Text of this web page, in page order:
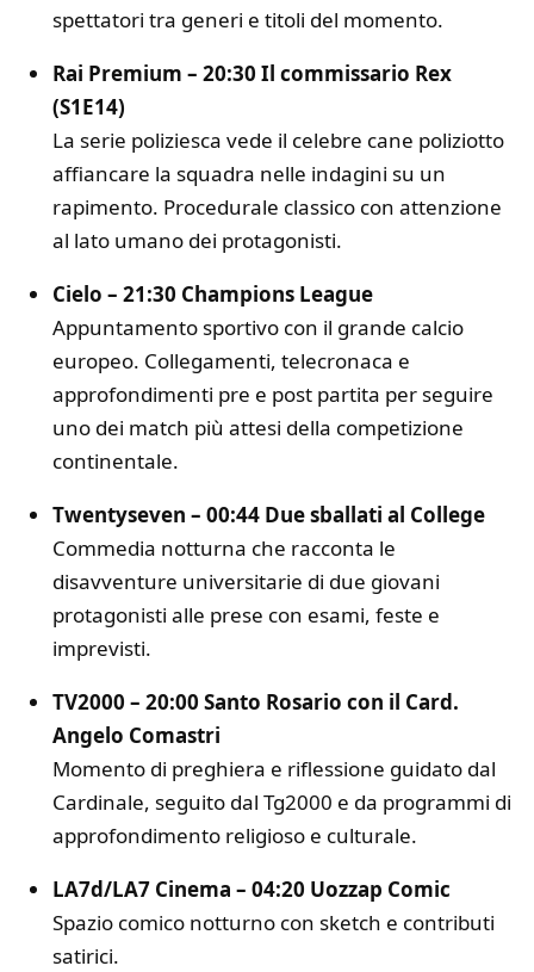
spettatori tra generi e titoli del momento.
Rai Premium – 20:30 Il commissario Rex
(S1E14)
La serie poliziesca vede il celebre cane poliziotto
affiancare la squadra nelle indagini su un
rapimento. Procedurale classico con attenzione
al lato umano dei protagonisti.
Cielo – 21:30 Champions League
Appuntamento sportivo con il grande calcio
europeo. Collegamenti, telecronaca e
approfondimenti pre e post partita per seguire
uno dei match più attesi della competizione
continentale.
Twentyseven – 00:44 Due sballati al College
Commedia notturna che racconta le
disavventure universitarie di due giovani
protagonisti alle prese con esami, feste e
imprevisti.
TV2000 – 20:00 Santo Rosario con il Card.
Angelo Comastri
Momento di preghiera e riflessione guidato dal
Cardinale, seguito dal Tg2000 e da programmi di
approfondimento religioso e culturale.
LA7d/LA7 Cinema – 04:20 Uozzap Comic
Spazio comico notturno con sketch e contributi
satirici.